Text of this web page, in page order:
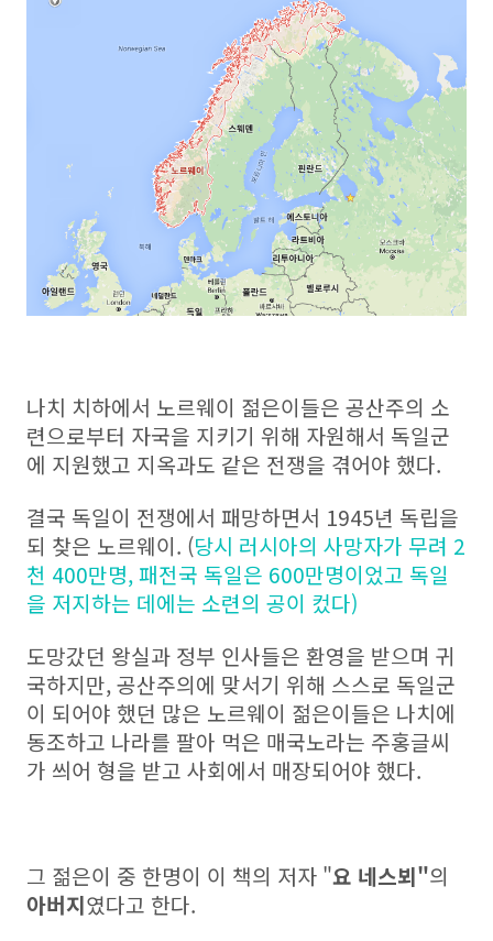
나치 치하에서 노르웨이 젊은이들은 공산주의 소
련으로부터 자국을 지키기 위해 자원해서 독일군
에 지원했고 지옥과도 같은 전쟁을 겪어야 했다.
결국 독일이 전쟁에서 패망하면서 1945년 독립을
되 찾은 노르웨이. (당시 러시아의 사망자가 무려 2
천 400만명, 패전국 독일은 600만명이었고 독일
을 저지하는 데에는 소련의 공이 컸다)
도망갔던 왕실과 정부 인사들은 환영을 받으며 귀
국하지만, 공산주의에 맞서기 위해 스스로 독일군
이 되어야 했던 많은 노르웨이 젊은이들은 나치에
동조하고 나라를 팔아 먹은 매국노라는 주홍글씨
가 씌어 형을 받고 사회에서 매장되어야 했다.
그 젊은이 중 한명이 이 책의 저자 "요 네스뵈"의
아버지였다고 한다.